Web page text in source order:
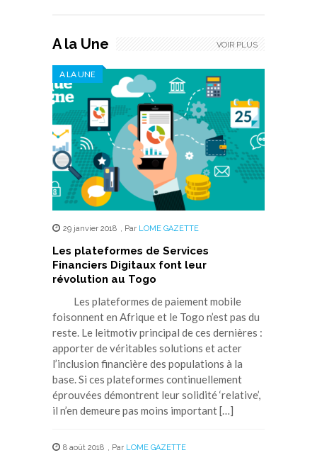
A la Une
A LA UNE
29 janvier 2018 , Par LOME GAZETTE
Les plateformes de Services
Financiers Digitaux font leur
révolution au Togo
Les plateformes de paiement mobile
foisonnent en Afrique et le Togo n’est pas du
reste. Le leitmotiv principal de ces dernières :
apporter de véritables solutions et acter
l’inclusion financière des populations à la
base. Si ces plateformes continuellement
éprouvées démontrent leur solidité ‘relative’,
il n’en demeure pas moins important […]
8 août 2018 , Par LOME GAZETTE
VOIR PLUS